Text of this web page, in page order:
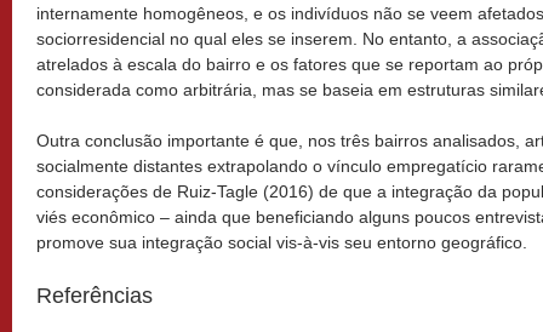
internamente homogêneos, e os indivíduos não se veem
sociorresidencial no qual eles se inserem. No entanto, a
atrelados à escala do bairro e os fatores que se reportam ao
considerada como arbitrária, mas se baseia em estruturas
Outra conclusão importante é que, nos três bairros analisados,
socialmente distantes extrapolando o vínculo empregatício
considerações de Ruiz-Tagle (2016) de que a integração da
viés econômico – ainda que beneficiando alguns poucos
promove sua integração social vis-à-vis seu entorno geográfico.
Referências